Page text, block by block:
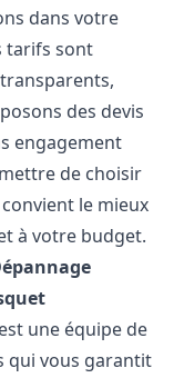
dans votre
tarifs sont
des devis
engagement
de choisir
le mieux
à votre budget.
est une équipe de
qui vous garantit